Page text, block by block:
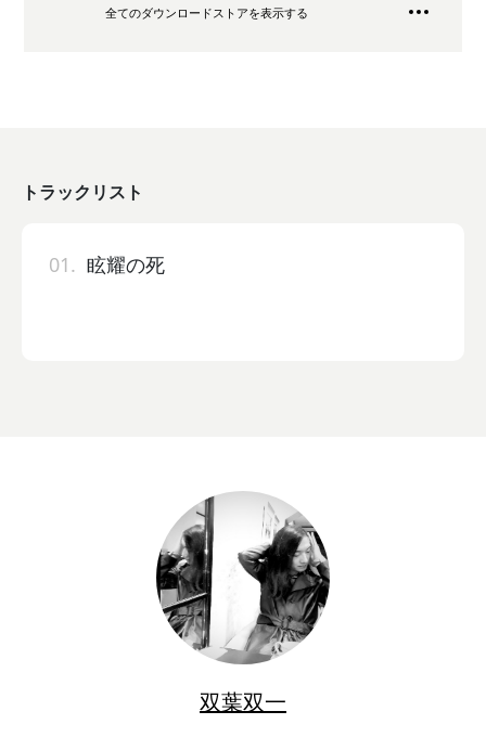
全てのダウンロードストアを表示する
トラックリスト
01. 眩耀の死
双葉双一